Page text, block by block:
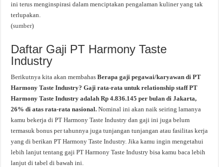
ini terus menginspirasi dalam menciptakan pengalaman kuliner yang tak
terlupakan.
(sumber)
Daftar Gaji PT Harmony Taste
Industry
Berikutnya kita akan membahasBerapa gaji pegawai/karyawan di PT
Harmony Taste Industry? Gaji rata-rata untuk relationship staff PT
Harmony Taste Industry adalah Rp 4.836.145 per bulan di Jakarta,
26% di atas rata-rata nasional.Nominal ini akan naik seiring lamanya
kamu bekerja di PT Harmony Taste Industry dan gaji ini juga belum
termasuk bonus per tahunnya juga tunjangan tunjangan atau fasilitas kerja
yang di berikan PT Harmony Taste Industry. Jika kamu ingin mengetahui
lebih lanjut tentang gaji PT Harmony Taste Industry bisa kamu baca lebih
lanjut di tabel di bawah ini.